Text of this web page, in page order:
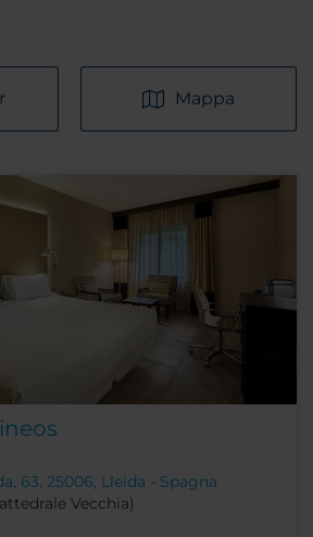
Mappa
63, 25006, Lleida - Spagna
Vecchia)